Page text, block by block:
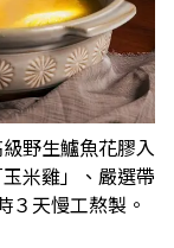
野生鱸魚花膠入
米雞」、嚴選帶
３天慢工熬製。